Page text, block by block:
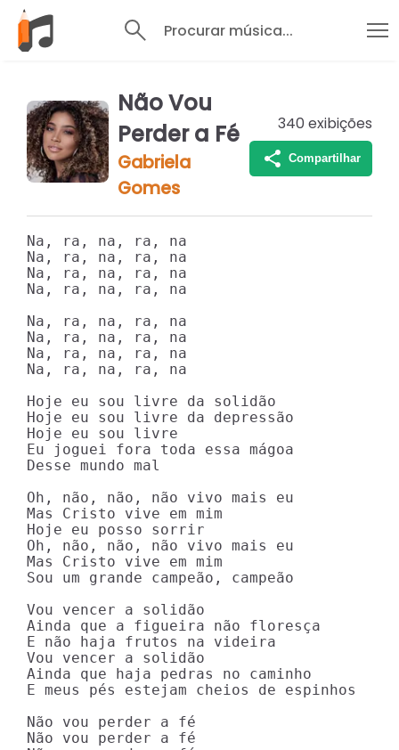
Procurar música...
Não Vou
Perder a Fé
Gabriela
Gomes
340 exibições
Compartilhar
Na, ra, na, ra, na
Na, ra, na, ra, na
Na, ra, na, ra, na
Na, ra, na, ra, na
Na, ra, na, ra, na
Na, ra, na, ra, na
Na, ra, na, ra, na
Na, ra, na, ra, na
Hoje eu sou livre da solidão
Hoje eu sou livre da depressão
Hoje eu sou livre
Eu joguei fora toda essa mágoa
Desse mundo mal
Oh, não, não, não vivo mais eu
Mas Cristo vive em mim
Hoje eu posso sorrir
Oh, não, não, não vivo mais eu
Mas Cristo vive em mim
Sou um grande campeão, campeão
Vou vencer a solidão
Ainda que a figueira não floresça
E não haja frutos na videira
Vou vencer a solidão
Ainda que haja pedras no caminho
E meus pés estejam cheios de espinhos
Não vou perder a fé
Não vou perder a fé